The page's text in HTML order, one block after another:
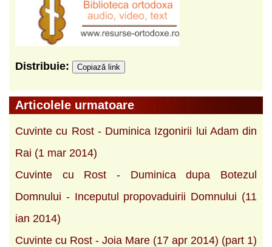
Distribuie: Copiază link
Articolele urmatoare
Cuvinte cu Rost - Duminica Izgonirii lui Adam din
Rai (1 mar 2014)
Cuvinte cu Rost - Duminica dupa Botezul
Domnului - Inceputul propovaduirii Domnului (11
ian 2014)
Cuvinte cu Rost - Joia Mare (17 apr 2014) (part 1)